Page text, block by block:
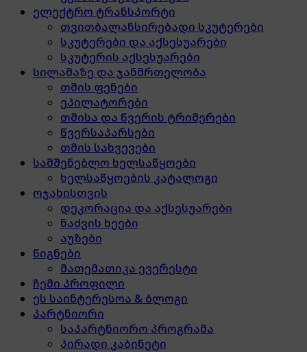
ელექტრო ტრანსპორტი
თვითბალანსირებადი სკუტერები
სკუტერები და აქსესუარები
სკუტერის აქსესუარები
სილამაზე და ჯანმრთელობა
თმის ფენები
ეპილატორები
თმისა და წვერის ტრიმერები
წვერსაპარსები
თმის სახვევები
სამშენებლო ხელსაწყოები
ხელსაწყოების კატალოგი
ოჯახისთვის
დეკორაცია და აქსესუარები
ნაძვის ხეები
აუზები
წიგნები
მათემათიკა ევერესტი
ჩემი პროფილი
ეს საინტერესოა & ბლოგი
პარტნიორი
საპარტნიორო პროგრამა
პირადი კაბინეტი